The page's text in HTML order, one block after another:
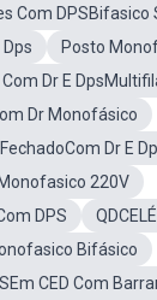
Com DPSBifasico
Dps
Posto
Dr E
Dr Monofásico
Dr E
220V
DPS
Bifásico
CED Com